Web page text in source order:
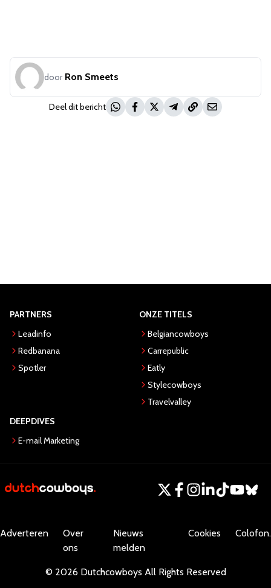
door Ron Smeets
Deel dit bericht
PARTNERS
Leadinfo
Redbanana
Spotler
ONZE TITELS
Belgiancowboys
Carrepublic
Eatly
Stylecowboys
Travelvalley
DEEPDIVES
E-mail Marketing
Adverteren
Over
ons
Nieuws
melden
Cookies Colofon.
© 2026 Dutchcowboys All Rights Reserved